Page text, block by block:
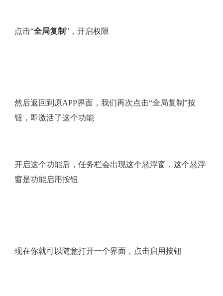
点击“全局复制”，开启权限
然后返回到原APP界面，我们再次点击“全局复制”按
钮，即激活了这个功能
开启这个功能后，任务栏会出现这个悬浮窗，这个悬浮
窗是功能启用按钮
现在你就可以随意打开一个界面，点击启用按钮